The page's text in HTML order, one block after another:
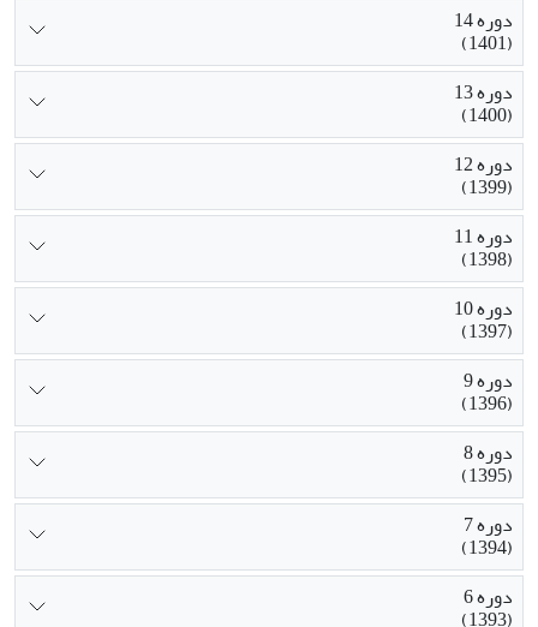
دوره 14
(1401)
دوره 13
(1400)
دوره 12
(1399)
دوره 11
(1398)
دوره 10
(1397)
دوره 9
(1396)
دوره 8
(1395)
دوره 7
(1394)
دوره 6
(1393)